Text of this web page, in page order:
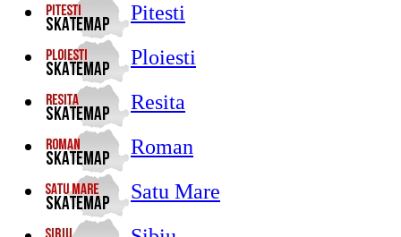
Pitesti
Ploiesti
Resita
Roman
Satu Mare